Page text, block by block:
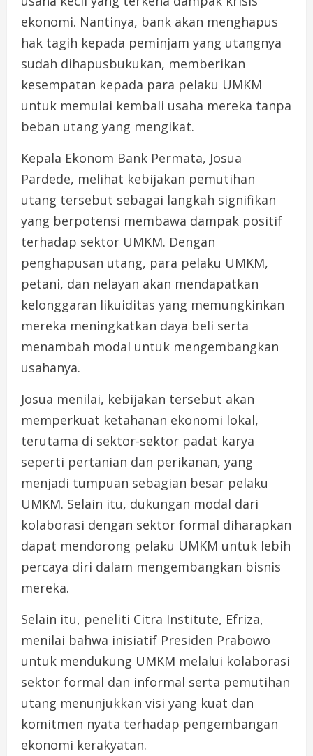
ekonomi. Nantinya, bank akan menghapus
hak tagih kepada peminjam yang utangnya
sudah dihapusbukukan, memberikan
kesempatan kepada para pelaku UMKM
untuk memulai kembali usaha mereka tanpa
beban utang yang mengikat.
Kepala Ekonom Bank Permata, Josua
Pardede, melihat kebijakan pemutihan
utang tersebut sebagai langkah signifikan
yang berpotensi membawa dampak positif
terhadap sektor UMKM. Dengan
penghapusan utang, para pelaku UMKM,
petani, dan nelayan akan mendapatkan
kelonggaran likuiditas yang memungkinkan
mereka meningkatkan daya beli serta
menambah modal untuk mengembangkan
usahanya.
Josua menilai, kebijakan tersebut akan
memperkuat ketahanan ekonomi lokal,
terutama di sektor-sektor padat karya
seperti pertanian dan perikanan, yang
menjadi tumpuan sebagian besar pelaku
UMKM. Selain itu, dukungan modal dari
kolaborasi dengan sektor formal diharapkan
dapat mendorong pelaku UMKM untuk lebih
percaya diri dalam mengembangkan bisnis
mereka.
Selain itu, peneliti Citra Institute, Efriza,
menilai bahwa inisiatif Presiden Prabowo
untuk mendukung UMKM melalui kolaborasi
sektor formal dan informal serta pemutihan
utang menunjukkan visi yang kuat dan
komitmen nyata terhadap pengembangan
ekonomi kerakyatan.